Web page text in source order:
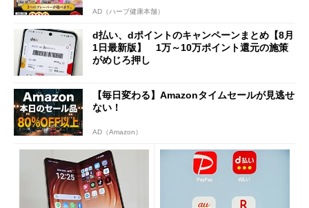
AD（ハーブ健康本舗）
d払い、dポイントのキャンペーンまとめ【8月
1日最新版】 1万～10万ポイント還元の施策
がめじろ押し
【毎日変わる】Amazonタイムセールが見逃せ
ない！
AD（Amazon）